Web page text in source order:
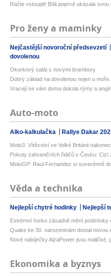
Račte vstoupit! Bílá poprvé ukázala
Pro ženy a maminky
Nejčastější novoroční předsevzetí
dovolenou
Okurkový salát s novými brambory
Dobrý základ na dovolenou nejen u moře...
Vracejí se vám doma dokola rýmy a
Auto-moto
Alko-kalkulačka Rallye Dakar
Moto3: Vítězství ve Velké Británii
Pokuty zahraničních řidičů v Česku: Cizí
MotoGP: Raul Fernandez si suverénně
Věda a technika
Nejlepší chytré hodinky Nejlepší
Extrémní horko zásadně mění podmínky
Quake ke 30. narozeninám dostal novou
Nové nabíječky AlzaPower jsou
Ekonomika a byznys